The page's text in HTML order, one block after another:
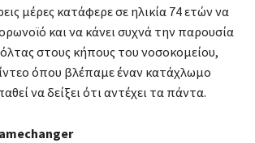
μέρες κατάφερε σε ηλικία 74 ετών να
και να κάνει συχνά την παρουσία
στους κήπους του νοσοκομείου,
όπου βλέπαμε έναν κατάχλωμο
να δείξει ότι αντέχει τα πάντα.